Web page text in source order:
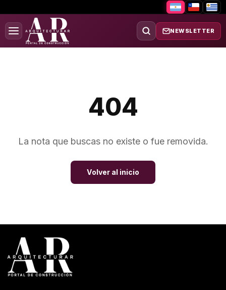
NEWSLETTER
404
La nota que buscas no existe o fue removida.
Volver al inicio